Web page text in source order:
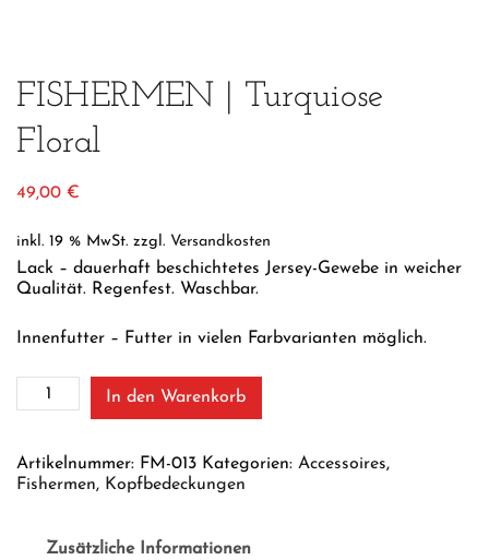
FISHERMEN | Turquiose
Floral
49,00 €
inkl. 19 % MwSt. zzgl. Versandkosten
Lack – dauerhaft beschichtetes Jersey-Gewebe in weicher
Qualität. Regenfest. Waschbar.
Innenfutter – Futter in vielen Farbvarianten möglich.
FISHERMEN
|
Menge
In den Warenkorb
Artikelnummer: FM-013 Kategorien: Accessoires,
Fishermen, Kopfbedeckungen
Zusätzliche Informationen